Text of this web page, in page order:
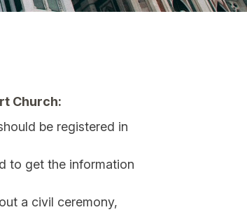
Church:
be registered in
to get the information
a civil ceremony,